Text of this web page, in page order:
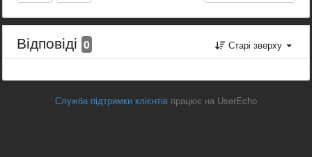
Відповіді 0 Старі зверху
Служба підтримки клієнтів працює на UserEcho